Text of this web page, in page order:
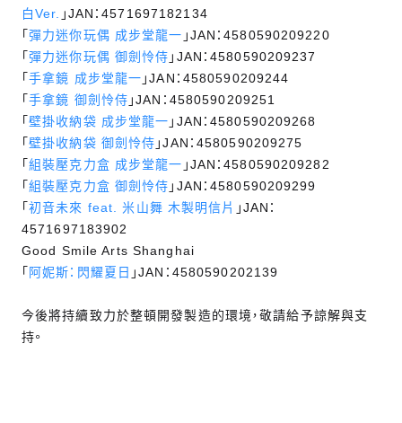
白Ver. 」JAN：4571697182134
「彈力迷你玩偶 成步堂龍一 」JAN：4580590209220
「彈力迷你玩偶 御劍怜侍 」JAN：4580590209237
「手拿鏡 成步堂龍一 」JAN：4580590209244
「手拿鏡 御劍怜侍 」JAN：4580590209251
「壁掛收納袋 成步堂龍一 」JAN：4580590209268
「壁掛收納袋 御劍怜侍 」JAN：4580590209275
「組裝壓克力盒 成步堂龍一 」JAN：4580590209282
「組裝壓克力盒 御劍怜侍 」JAN：4580590209299
「初音未來 feat. 米山舞 木製明信片 」JAN：
4571697183902
Good Smile Arts Shanghai
「 阿妮斯：閃耀夏日 」JAN：4580590202139
今後將持續致力於整頓開發製造的環境，敬請給予諒解與支
持。